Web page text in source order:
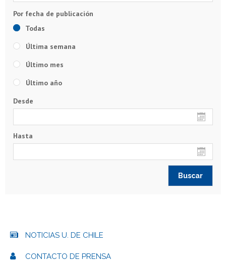
Todas
Última semana
Último mes
Último año
Desde
Hasta
NOTICIAS U. DE CHILE
CONTACTO DE PRENSA